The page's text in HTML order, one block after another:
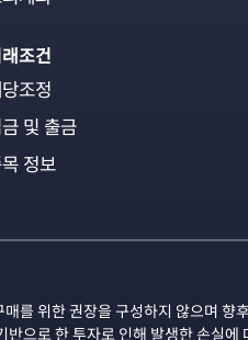
조건
조정
및 출금
정보
를 위한 권장을 구성하지 않으며
으로 한 투자로 인해 발생한 손실